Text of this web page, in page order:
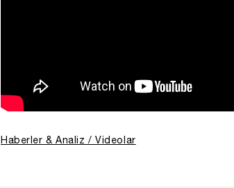
Haberler & Analiz / Videolar